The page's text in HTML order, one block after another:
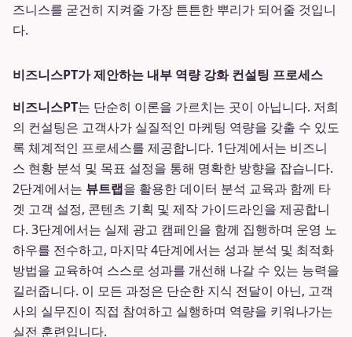
즈니스를 굳건히 지켜줄 가장 튼튼한 뿌리가 되어줄 것입니
다.
비즈니스PT가 제안하는 내부 역량 강화 컨설팅 프로세스
비즈니스PT는 단순히 이론을 가르치는 곳이 아닙니다. 저희
의 컨설팅은 고객사가 실질적인 마케팅 역량을 갖출 수 있도
록 체계적인 프로세스를 제공합니다. 1단계에서는 비즈니
스 현황 분석 및 목표 설정을 통해 명확한 방향을 잡습니다.
2단계에서는 뷰트랩을 활용한 데이터 분석 교육과 함께 타
겟 고객 설정, 콘텐츠 기획 및 제작 가이드라인을 제공합니
다. 3단계에서는 실제 광고 캠페인을 함께 집행하며 운영 노
하우를 전수하고, 마지막 4단계에서는 성과 분석 및 최적화
방법을 교육하여 스스로 성과를 개선해 나갈 수 있는 능력을
길러줍니다. 이 모든 과정은 단순한 지식 전달이 아닌, 고객
사의 실무진이 직접 참여하고 실행하며 역량을 키워나가는
실전 훈련입니다.